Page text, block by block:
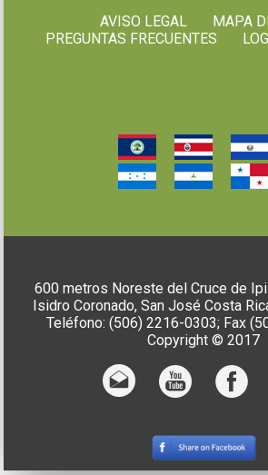
AVISO LEGAL
MAPA
PREGUNTAS FRECUENTES
600 metros Noreste del Cruce de
Isidro Coronado, San José Costa
Teléfono: (506) 2216-0303; Fax
Copyright © 2017